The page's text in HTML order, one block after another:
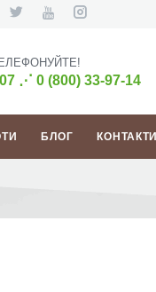
⋰ 0 (800) 33-97-14
БЛОГ КОНТАКТИ